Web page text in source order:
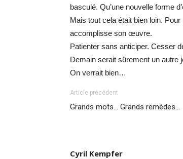
basculé. Qu’une nouvelle forme
Mais tout cela était bien loin.
accomplisse son œuvre.
Patienter sans anticiper. Cesser
Demain serait sûrement un autre
On verrait bien…
Article précédent
Grands mots… Grands remèdes…
Cyril Kempfer